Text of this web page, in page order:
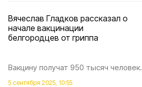
Вячеслав Гладков рассказал о
начале вакцинации
белгородцев от гриппа
Вакцину получат 950 тысяч человек.
5 сентября 2025, 10:55